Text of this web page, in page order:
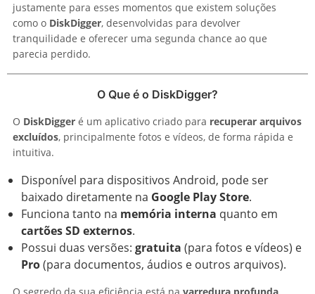
justamente para esses momentos que existem soluções
como o DiskDigger, desenvolvidas para devolver
tranquilidade e oferecer uma segunda chance ao que
parecia perdido.
O Que é o DiskDigger?
O DiskDigger é um aplicativo criado para recuperar arquivos
excluídos, principalmente fotos e vídeos, de forma rápida e
intuitiva.
Disponível para dispositivos Android, pode ser
baixado diretamente na Google Play Store.
Funciona tanto na memória interna quanto em
cartões SD externos.
Possui duas versões: gratuita (para fotos e vídeos) e
Pro(para documentos, áudios e outros arquivos).